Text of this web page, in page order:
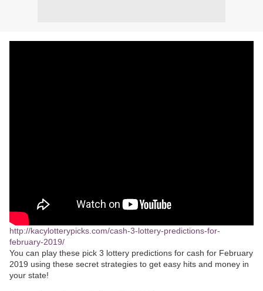
http://kacylotterypicks.com/cash-3-lottery-predictions-for-
february-2019/
You can play these pick 3 lottery predictions for cash for February
2019 using these secret strategies to get easy hits and money in
your state!